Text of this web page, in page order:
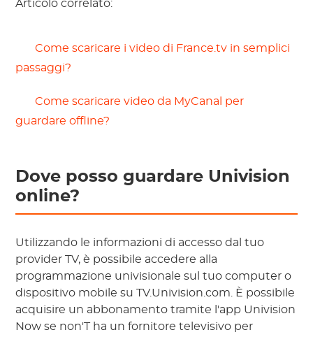
Articolo correlato:
Come scaricare i video di France.tv in semplici
passaggi?
Come scaricare video da MyCanal per
guardare offline?
Dove posso guardare Univision
online?
Utilizzando le informazioni di accesso dal tuo
provider TV, è possibile accedere alla
programmazione univisionale sul tuo computer o
dispositivo mobile su TV.Univision.com. È possibile
acquisire un abbonamento tramite l'app Univision
Now se non'T ha un fornitore televisivo per